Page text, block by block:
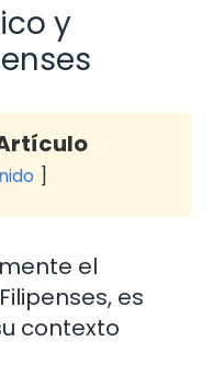
y
el
es
contexto